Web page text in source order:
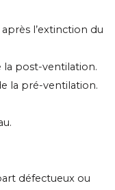
l’extinction du
la post-ventilation.
la pré-ventilation.
défectueux ou